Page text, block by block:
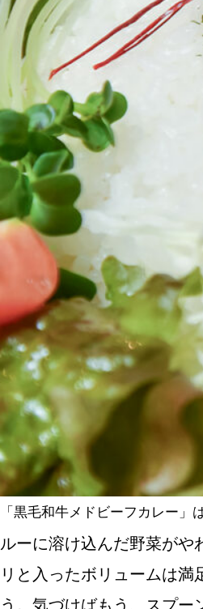
「黒毛和牛メドビーフカレー
ルーに溶け込んだ野菜がや
リと入ったボリュームは
う。気づけばもう、スプー